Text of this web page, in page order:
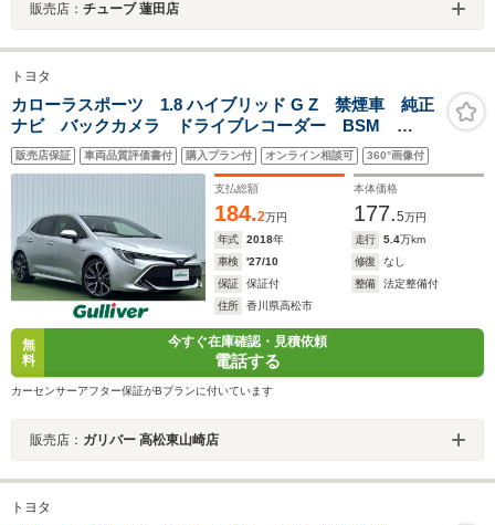
販売店： チューブ 蓮田店
トヨタ
カローラスポーツ 1.8 ハイブリッド G Z 禁煙車 純正
ナビ バックカメラ ドライブレコーダー BSM
ETC クリアランスソナー レーダークルーズコントロ
ール LEDヘッドライト オートハイビーム トヨタセ
ーフティセンス レーンキープアシスト
販売店保証 車両品質評価書付 購入プラン付 オンライン相談可 360°画像付
支払総額
184.2万円
本体価格
177.5万円
年式
2018年 走行 5.4万km
車検
'27/10 修復
なし
保証
保証付 整備
法定整備付
住所
香川県高松市
無
料
今すぐ在庫確認・見積依頼
電話する
カーセンサーアフター保証がBプランに付いています
販売店： ガリバー 高松東山崎店
トヨタ